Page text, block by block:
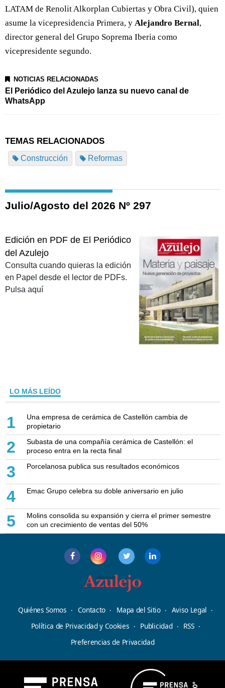
LATAM de Renolit Alkorplan Cubiertas y Obra Civil), quien
asume la vicepresidencia Primera, y Alejandro Bernal,
director general del Grupo Soprema Iberia como
vicepresidente segundo.
NOTICIAS RELACIONADAS
El Periódico del Azulejo lanza su nuevo canal de
WhatsApp
TEMAS RELACIONADOS
Construcción Reformas
Julio/Agosto del 2026 Nº 297
Edición en PDF de El Periódico
del Azulejo
Consulta cuando quieras la edición
en Papel desde el lector de PDFs.
Pulsa aquí
LO MÁS LEÍDO
1
Una empresa de cerámica de Castellón cambia de
propietario
2
Subasta de una compañía cerámica de Castellón: el
proceso entra en la recta final
3 Porcelanosa publica sus resultados económicos
4 Emac Grupo celebra su doble aniversario en julio
5
Molins consolida su expansión y cierra el primer semestre
con un crecimiento de ventas del 50%
Quiénes Somos Contacto Mapa del Sitio
Aviso Legal
Política de Privacidad y Cookies
Publicidad
RSS
Preferencias de Privacidad